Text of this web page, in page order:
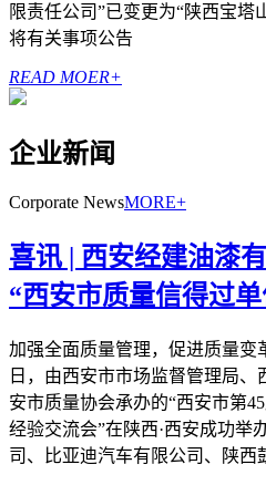
限责任公司”已变更为“陕西宝塔
将有关事项公告
READ MOER+
企业新闻
Corporate NewsMORE+
喜讯 | 西安经建油漆
“西安市质量信得过单
加强全面质量管理，促进质量变
日，由西安市市场监督管理局
安市质量协会承办的“西安市第
经验交流会”在陕西·西安成功举
司、比亚迪汽车有限公司、陕西